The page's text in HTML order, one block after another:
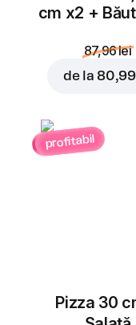
cm x2 +
87,96 lei
de la
profitabil
Pizza 30